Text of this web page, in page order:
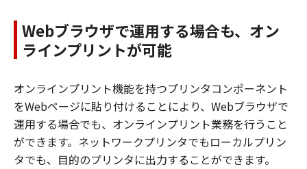
Webブラウザで運用する場合も、オン
ラインプリントが可能
オンラインプリント機能を持つプリンタコンポーネント
をWebページに貼り付けることにより、Webブラウザで
運用する場合でも、オンラインプリント業務を行うこと
ができます。ネットワークプリンタでもローカルプリン
タでも、目的のプリンタに出力することができます。